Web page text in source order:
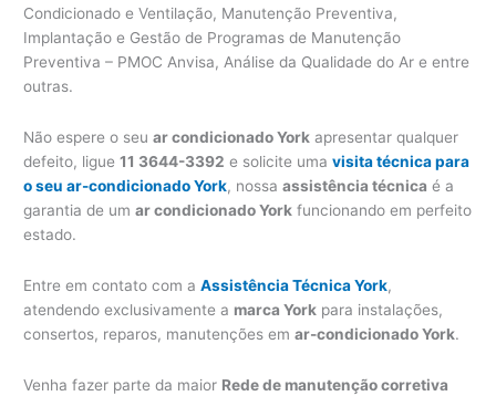
Condicionado e Ventilação, Manutenção Preventiva,
Implantação e Gestão de Programas de Manutenção
Preventiva – PMOC Anvisa, Análise da Qualidade do Ar e entre
outras.
Não espere o seuar condicionado York apresentar qualquer
defeito, ligue11 3644-3392 e solicite umavisita técnica para
o seu ar-condicionado York, nossaassistência técnica é a
garantia de umar condicionado York funcionando em perfeito
estado.
Entre em contato com aAssistência Técnica York,
atendendo exclusivamente a marca York para instalações,
consertos, reparos, manutenções emar-condicionado York.
Venha fazer parte da maior Rede de manutenção corretiva